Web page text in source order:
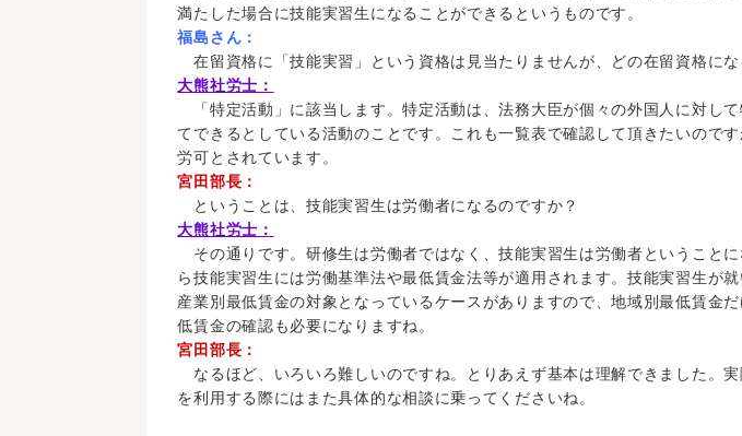
満たした場合に技能実習生になることができるというものです。
福島さん：
在留資格に「技能実習」という資格は見当たりませんが、どの在留資格にな
大熊社労士：
「特定活動」に該当します。特定活動は、法務大臣が個々の外国人に対し
てできるとしている活動のことです。これも一覧表で確認して頂きたいので
労可とされています。
宮田部長：
ということは、技能実習生は労働者になるのですか？
大熊社労士：
その通りです。研修生は労働者ではなく、技能実習生は労働者ということ
ら技能実習生には労働基準法や最低賃金法等が適用されます。技能実習生が就
産業別最低賃金の対象となっているケースがありますので、地域別最低賃金
低賃金の確認も必要になりますね。
宮田部長：
なるほど、いろいろ難しいのですね。とりあえず基本は理解できました。
を利用する際にはまた具体的な相談に乗ってくださいね。